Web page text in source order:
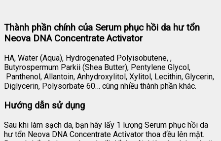
Thành phần chính của Serum phục hồi da hư tổn
Neova DNA Concentrate Activator
HA, Water (Aqua), Hydrogenated Polyisobutene, ,
Butyrospermum Parkii (Shea Butter), Pentylene Glycol,
Panthenol, Allantoin, Anhydroxylitol, Xylitol, Lecithin, Glycerin,
Diglycerin, Polysorbate 60… cùng nhiều thành phần khác.
Hướng dẫn sử dụng
Sau khi làm sạch da, bạn hãy lấy 1 lượng Serum phục hồi da
hư tổn Neova DNA Concentrate Activator thoa đều lên mặt.